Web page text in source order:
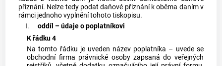
přiznání. Nelze tedy podat daňové přiznání k oběma daním v
rámci jednoho vyplnění tohoto tiskopisu.
I.
oddíl – údaje o poplatníkovi
K řádku 4
Na tomto řádku je uveden název poplatníka – uvede se
obchodní firma právnické osoby zapsaná do veřejných